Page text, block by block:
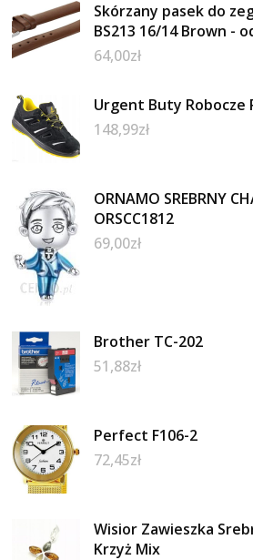
Skórzany pasek do
BS213 16/14 Brown -
64,00zł
Urgent Buty Robocze
148,99zł
ORNAMO SREBRNY
ORSCC1812
69,00zł
Brother TC-202
51,88zł
Perfect F106-2
72,45zł
Wisior Zawieszka
Krzyż Mix